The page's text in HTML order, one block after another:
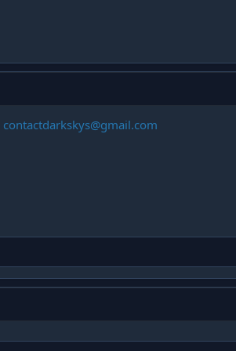
contactdarkskys@gmail.com